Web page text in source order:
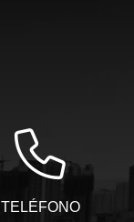
TELÉFONO